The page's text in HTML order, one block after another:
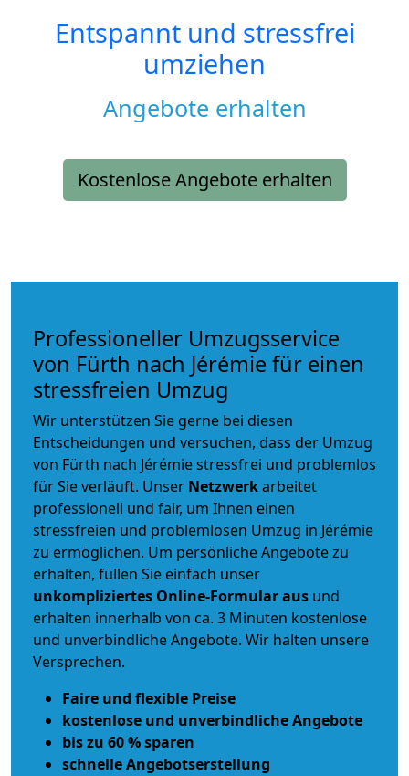
Entspannt und stressfrei
umziehen
Angebote erhalten
Kostenlose Angebote erhalten
Professioneller Umzugsservice
von Fürth nach Jérémie für einen
stressfreien Umzug
Wir unterstützen Sie gerne bei diesen
Entscheidungen und versuchen, dass der Umzug
von Fürth nach Jérémie stressfrei und problemlos
für Sie verläuft. Unser Netzwerkarbeitet
professionell und fair, um Ihnen einen
stressfreien und problemlosen Umzug in Jérémie
zu ermöglichen. Um persönliche Angebote zu
erhalten, füllen Sie einfach unser
unkompliziertes Online-Formular aus und
erhalten innerhalb von ca. 3 Minuten kostenlose
und unverbindliche Angebote. Wir halten unsere
Versprechen.
Faire und flexible Preise
kostenlose und unverbindliche Angebote
bis zu 60 % sparen
schnelle Angebotserstellung